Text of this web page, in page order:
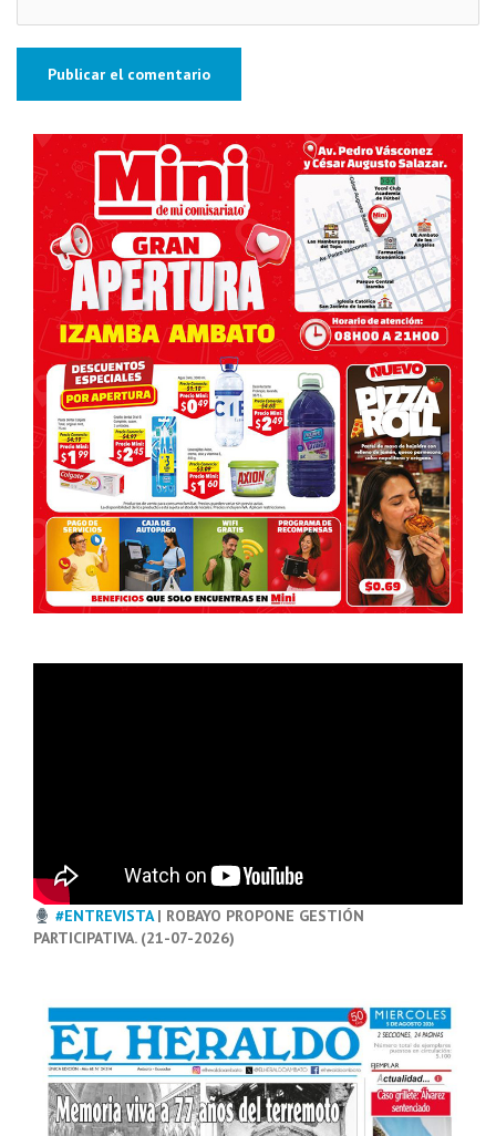
#ENTREVISTA| ROBAYO PROPONE GESTIÓN
PARTICIPATIVA. (21-07-2026)